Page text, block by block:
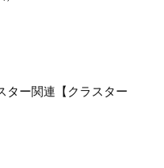
ター関連【クラスター